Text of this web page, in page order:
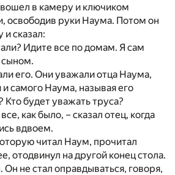
в камеру и ключиком
освободив руки Наума. Потом он
и сказал:
Идите все по домам. Я сам
сыном.
его. Они уважали отца Наума,
самого Наума, называя его
будет уважать труса?
как было, – сказал отец, когда
вдвоем.
читал Наум, прочитал
отодвинул на другой конец стола.
Он не стал оправдываться, говоря,